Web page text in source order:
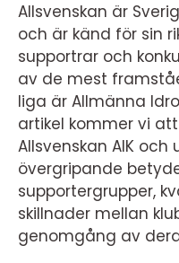
Allsvenskan är
och är känd för sin
supportrar och
av de mest
liga är Allmänna
artikel kommer vi
Allsvenskan AIK och
övergripande
supportergrupper,
skillnader mellan
genomgång av